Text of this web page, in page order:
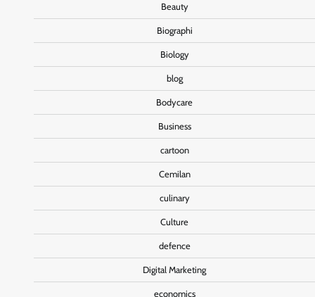
Beauty
Biographi
Biology
blog
Bodycare
Business
cartoon
Cemilan
culinary
Culture
defence
Digital Marketing
economics